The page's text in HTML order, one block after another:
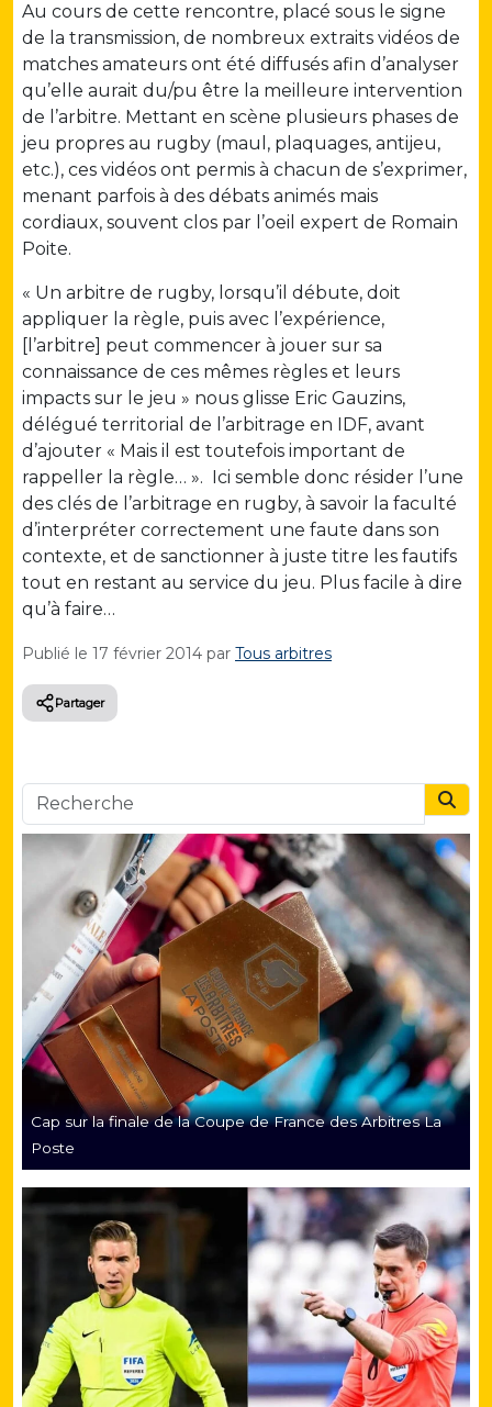
Au cours de cette rencontre, placé sous le signe
de la transmission, de nombreux extraits vidéos de
matches amateurs ont été diffusés afin d’analyser
qu’elle aurait du/pu être la meilleure intervention
de l’arbitre. Mettant en scène plusieurs phases de
jeu propres au rugby (maul, plaquages, antijeu,
etc.), ces vidéos ont permis à chacun de s’exprimer,
menant parfois à des débats animés mais
cordiaux, souvent clos par l’oeil expert de Romain
Poite.
« Un arbitre de rugby, lorsqu’il débute, doit
appliquer la règle, puis avec l’expérience,
[l’arbitre] peut commencer à jouer sur sa
connaissance de ces mêmes règles et leurs
impacts sur le jeu » nous glisse Eric Gauzins,
délégué territorial de l’arbitrage en IDF, avant
d’ajouter « Mais il est toutefois important de
rappeller la règle… ». Ici semble donc résider l’une
des clés de l’arbitrage en rugby, à savoir la faculté
d’interpréter correctement une faute dans son
contexte, et de sanctionner à juste titre les fautifs
tout en restant au service du jeu. Plus facile à dire
qu’à faire…
Publié le 17 février 2014 par Tous arbitres
Partager
Cap sur la finale de la Coupe de France des Arbitres La
Poste